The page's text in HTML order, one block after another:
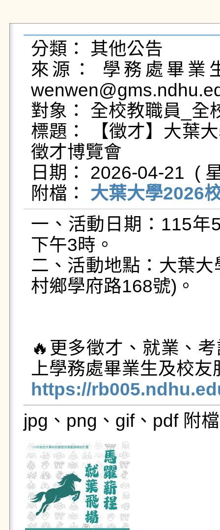
分類： 其他公告
來源： 學務處畢業
對象： 全校教職員_全
標題： 【徵才】大葉
徵才博覽會
日期： 2026-04-21  (
附檔： 大葉大學2026
一、活動日期：115年
下午3時。
二、活動地點：大葉
村鄉學府路168號)。
🔥更多徵才、就業、
https://
jpg、png、gif、pdf 附